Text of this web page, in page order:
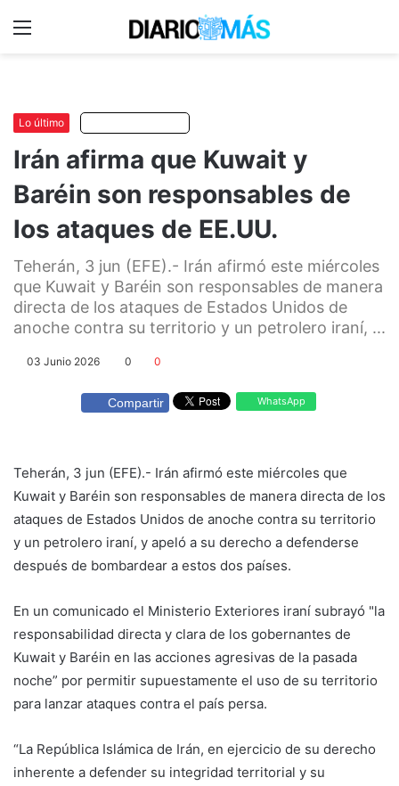
Lo último
Irán afirma que Kuwait y
Baréin son responsables de
los ataques de EE.UU.
Teherán, 3 jun (EFE).- Irán afirmó este miércoles
que Kuwait y Baréin son responsables de manera
directa de los ataques de Estados Unidos de
anoche contra su territorio y un petrolero iraní, ...
03 Junio 2026 0 0
Compartir WhatsApp
Teherán, 3 jun (EFE).- Irán afirmó este miércoles que
Kuwait y Baréin son responsables de manera directa de los
ataques de Estados Unidos de anoche contra su territorio
y un petrolero iraní, y apeló a su derecho a defenderse
después de bombardear a estos dos países.
En un comunicado el Ministerio Exteriores iraní subrayó "la
responsabilidad directa y clara de los gobernantes de
Kuwait y Baréin en las acciones agresivas de la pasada
noche” por permitir supuestamente el uso de su territorio
para lanzar ataques contra el país persa.
“La República Islámica de Irán, en ejercicio de su derecho
inherente a defender su integridad territorial y su